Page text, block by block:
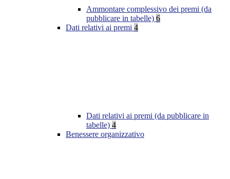
Ammontare complessivo dei premi (da
pubblicare in tabelle) 6
Dati relativi ai premi 4
Dati relativi ai premi (da pubblicare in
tabelle) 4
Benessere organizzativo